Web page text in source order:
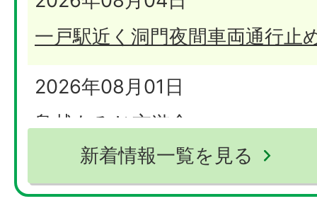
一戸駅近く洞門夜間車両通行止
2026年08月01日
鳥越もみじ交遊舎
2026年07月31日
新着情報一覧を見る